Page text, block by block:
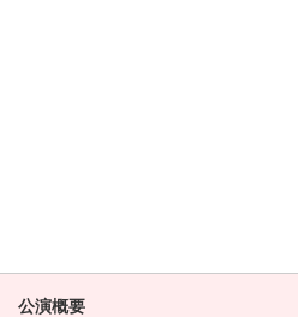
公演概要